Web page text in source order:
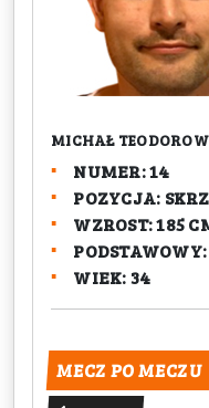
MICHAŁ
NUMER: 14
POZYCJA:
WZROST: 185
WIEK: 34
MECZ PO MECZU